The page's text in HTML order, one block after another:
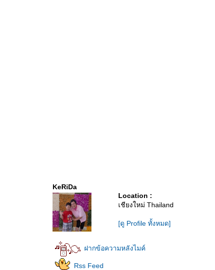
KeRiDa
Location :
เชียงใหม่ Thailand
[ดู Profile ทั้งหมด]
ฝากข้อความหลังไมค์
Rss Feed